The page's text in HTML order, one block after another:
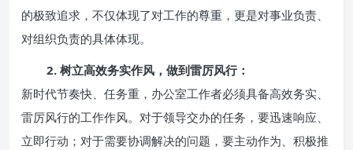
的极致追求，不仅体现了对工作的尊重，更是对事业负责、
对组织负责的具体体现。
2. 树立高效务实作风，做到雷厉风行：
新时代节奏快、任务重，办公室工作者必须具备高效务实、
雷厉风行的工作作风。对于领导交办的任务，要迅速响应、
立即行动；对于需要协调解决的问题，要主动作为、积极推